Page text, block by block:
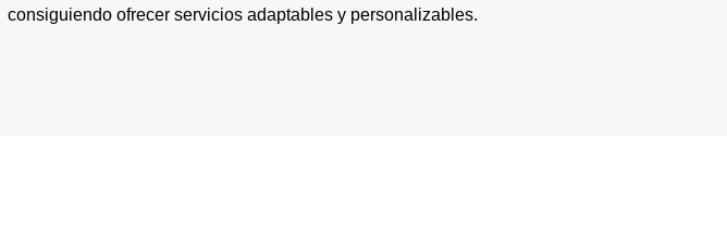
consiguiendo ofrecer servicios adaptables y personalizables.